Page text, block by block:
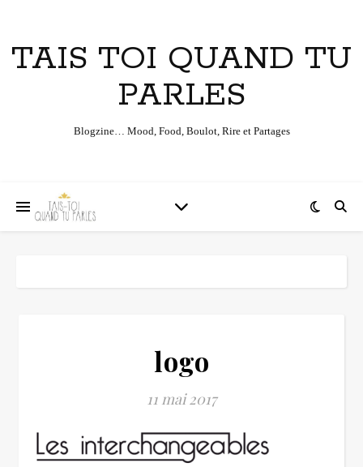
TAIS TOI QUAND TU
PARLES
Blogzine… Mood, Food, Boulot, Rire et Partages
logo
11 mai 2017